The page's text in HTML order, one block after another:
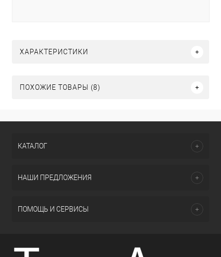
ХАРАКТЕРИСТИКИ
ПОХОЖИЕ ТОВАРЫ (8)
КАТАЛОГ
НАШИ ПРЕДЛОЖЕНИЯ
ПОМОЩЬ И СЕРВИСЫ